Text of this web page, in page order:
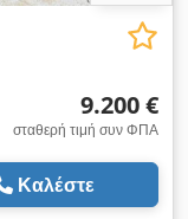
9.200 €
σταθερή τιμή συν ΦΠΑ
Καλέστε